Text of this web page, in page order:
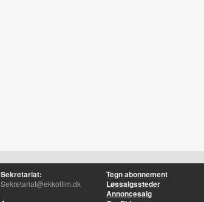
Sekretariat:
Sekretariat@ekkofilm.dk
Tegn abonnement
Løssalgssteder
Annoncesalg